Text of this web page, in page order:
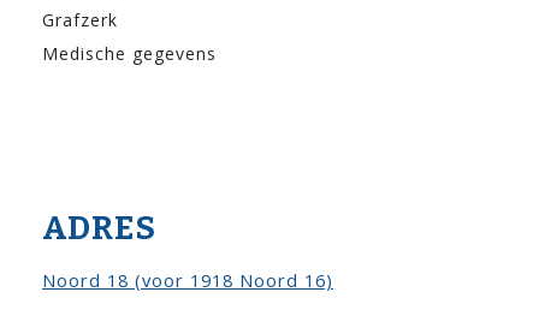
Grafzerk
Medische gegevens
ADRES
Noord 18 (voor 1918 Noord 16)